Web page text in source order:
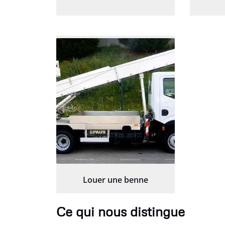
Louer une benne
Ce qui nous distingue